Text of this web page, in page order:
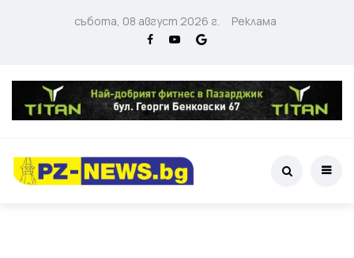
събота, 08 август 2026 г. Реклама